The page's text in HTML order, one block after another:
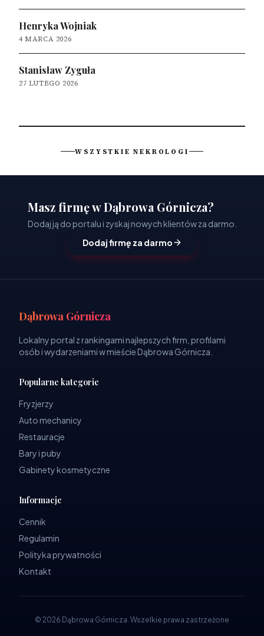
Henryka Wojniak
4 MARCA 2026
Stanisław Zyguła
27 LUTEGO 2026
WSZYSTKIE NEKROLOGI
Masz firmę w Dąbrowa Górnicza?
Dodaj ją do portalu i zyskaj nowych klientów za darmo.
Dodaj firmę za darmo
Dąbrowa Górnicza
Lokalny portal z rankingami najlepszych firm, profilami
osób i wydarzeniami w mieście Dąbrowa Górnicza.
Popularne kategorie
Fryzjerzy
Auto mechanicy
Restauracje
Bary i puby
Gabinety kosmetyczne
Informacje
Cennik
Regulamin
Polityka prywatności
Kontakt
© 2026 Dąbrowa Górnicza. Wszelkie prawa zastrzeżone